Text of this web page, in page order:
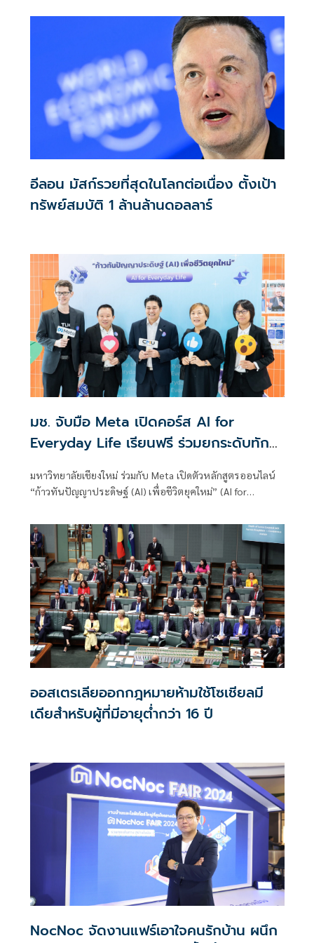
กฎหมายจาก 10 ประเทศทั่วโลก
อีลอน มัสก์รวยที่สุดในโลกต่อเนื่อง ตั้งเป้า
ทรัพย์สมบัติ 1 ล้านล้านดอลลาร์
มช. จับมือ Meta เปิดคอร์ส AI for
Everyday Life เรียนฟรี ร่วมยกระดับทักษะ
มหาวิทยาลัยเชียงใหม่ ร่วมกับ Meta เปิดตัวหลักสูตรออนไลน์
“ก้าวทันปัญญาประดิษฐ์ (AI) เพื่อชีวิตยุคใหม่” (AI for
ประดิษฐ์
ออสเตรเลียออกกฎหมายห้ามใช้โซเชียลมี
เดียสำหรับผู้ที่มีอายุต่ำกว่า 16 ปี
NocNoc จัดงานแฟร์เอาใจคนรักบ้าน ผนึก